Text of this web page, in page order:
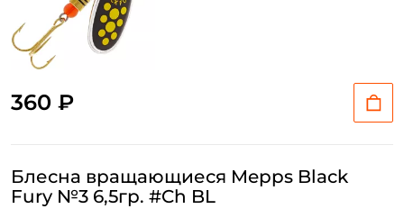
360 ₽
Блесна вращающиеся Mepps Black
Fury №3 6,5гр. #Ch BL